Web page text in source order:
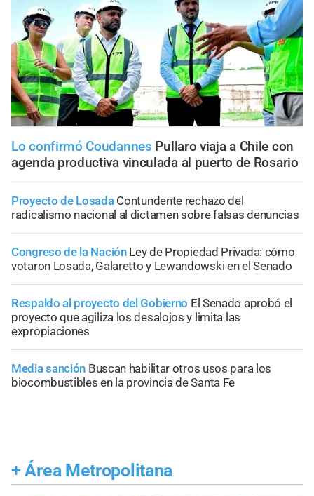
Lo confirmó Coudannes Pullaro viaja a Chile con
agenda productiva vinculada al puerto de Rosario
Proyecto de Losada Contundente rechazo del
radicalismo nacional al dictamen sobre falsas denuncias
Congreso de la Nación Ley de Propiedad Privada: cómo
votaron Losada, Galaretto y Lewandowski en el Senado
Respaldo al proyecto del Gobierno El Senado aprobó el
proyecto que agiliza los desalojos y limita las
expropiaciones
Media sanción Buscan habilitar otros usos para los
biocombustibles en la provincia de Santa Fe
+ Área Metropolitana